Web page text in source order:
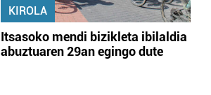
KIROLA
Itsasoko mendi bizikleta ibilaldia
abuztuaren 29an egingo dute